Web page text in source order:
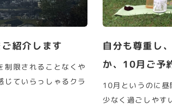
紹介します
制限されることなくや
ていらっしゃるクラ
自分も尊重し
か、10月ご予
10月というのに
少なく過ごしや